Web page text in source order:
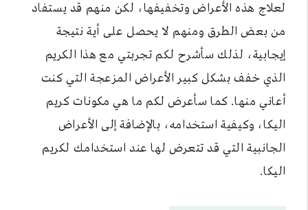
لعلاج هذه الأعراض وتخفيفها، لكن منهم قد يستفاد
من بعض الطرق ومنهم لا يحصل على أية نتيجة
إيجابية، لذلك سأشرح لكم تجربتي مع هذا الكريم
الذي خفف بشكل كبير الأعراض المزعجة التي كنت
أعاني منها. كما سأعرض لكم ما هي مكونات كريم
اليكا، وكيفية استخدامه، بالإضافة إلى الأعراض
الجانبية التي قد تتعرض لها عند استخدامك لكريم
اليكا.